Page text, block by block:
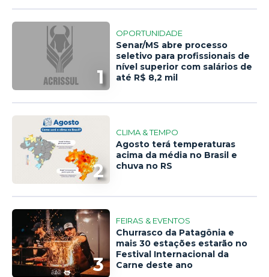
1
OPORTUNIDADE
Senar/MS abre processo
seletivo para profissionais de
nível superior com salários de
até R$ 8,2 mil
2
CLIMA & TEMPO
Agosto terá temperaturas
acima da média no Brasil e
chuva no RS
3
FEIRAS & EVENTOS
Churrasco da Patagônia e
mais 30 estações estarão no
Festival Internacional da
Carne deste ano